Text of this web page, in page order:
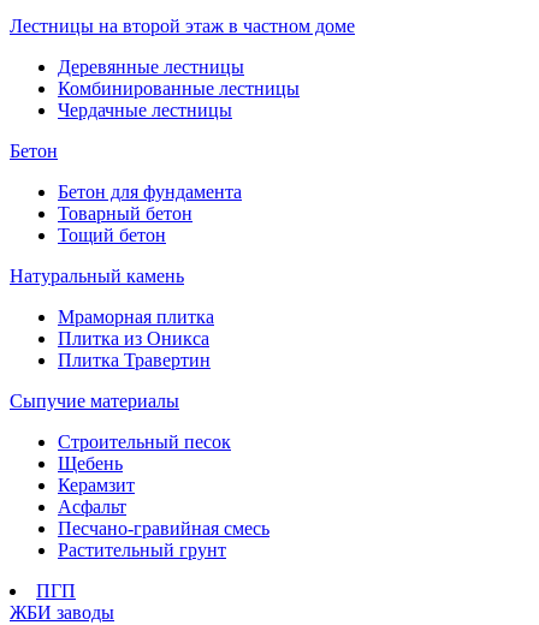
Лестницы на второй этаж в частном доме
Деревянные лестницы
Комбинированные лестницы
Чердачные лестницы
Бетон
Бетон для фундамента
Товарный бетон
Тощий бетон
Натуральный камень
Мраморная плитка
Плитка из Оникса
Плитка Травертин
Сыпучие материалы
Строительный песок
Щебень
Керамзит
Асфальт
Песчано-гравийная смесь
Растительный грунт
ПГП
ЖБИ заводы